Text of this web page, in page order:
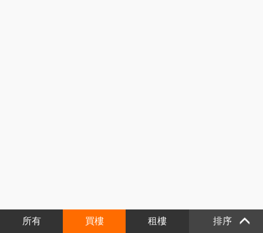
所有 買樓 租樓 排序